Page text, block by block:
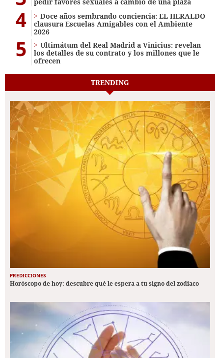
4
Doce años sembrando conciencia: EL HERALDO
clausura Escuelas Amigables con el Ambiente
2026
5
Ultimátum del Real Madrid a Vinicius: revelan
los detalles de su contrato y los millones que le
ofrecen
TRENDING
PREDICCIONES
Horóscopo de hoy: descubre qué le espera a tu signo del zodiaco